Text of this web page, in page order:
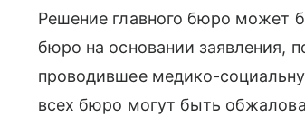
Решение главного бюро может
бюро на основании заявления,
проводившее медико-
всех бюро могут быть